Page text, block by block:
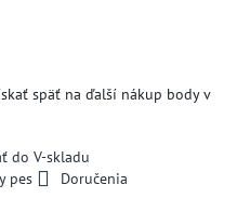
späť na ďalší nákup body v
do V-skladu
pes
Doručenia